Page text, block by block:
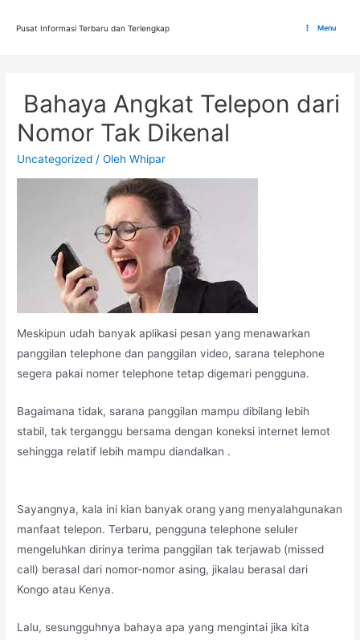
Pusat Informasi Terbaru dan Terlengkap Menu
Bahaya Angkat Telepon dari
Nomor Tak Dikenal
Uncategorized / OlehWhipar
Meskipun udah banyak aplikasi pesan yang menawarkan
panggilan telephone dan panggilan video, sarana telephone
segera pakai nomer telephone tetap digemari pengguna.
Bagaimana tidak, sarana panggilan mampu dibilang lebih
stabil, tak terganggu bersama dengan koneksi internet lemot
sehingga relatif lebih mampu diandalkan .
Sayangnya, kala ini kian banyak orang yang menyalahgunakan
manfaat telepon. Terbaru, pengguna telephone seluler
mengeluhkan dirinya terima panggilan tak terjawab (missed
call) berasal dari nomor-nomor asing, jikalau berasal dari
Kongo atau Kenya.
Lalu, sesungguhnya bahaya apa yang mengintai jika kita